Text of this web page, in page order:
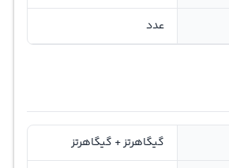
عدد
گیگاهرتز + گیگاهرتز